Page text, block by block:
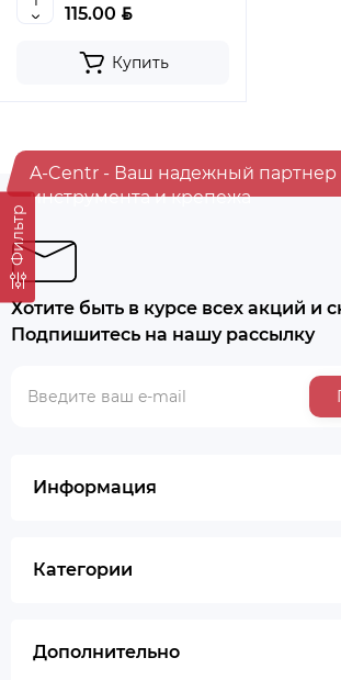
Фильтр
115.00 BYN
Купить
A-Centr - Ваш надежный партнер
инструмента и крепежа
Хотите быть в курсе всех акций и
Подпишитесь на нашу рассылку
Информация
Категории
Дополнительно